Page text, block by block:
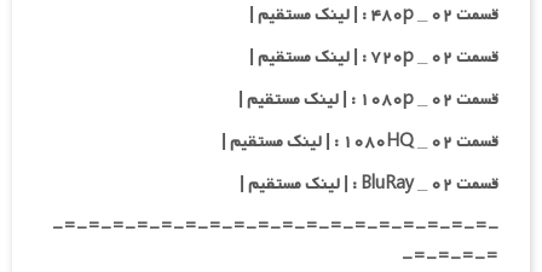
قسمت ۰۲ _ ۴۸۰p : | لینک مستقیم |
قسمت ۰۲ _ ۷۲۰p : | لینک مستقیم |
قسمت ۰۲ _ ۱۰۸۰p : | لینک مستقیم |
قسمت ۰۲ _ ۱۰۸۰HQ : | لینک مستقیم |
قسمت ۰۲ _ BluRay : | لینک مستقیم |
-=-=-=-=-=-=-=-=-=-=-=-=-=-=-=-=-=-=-
=-=-=-=-